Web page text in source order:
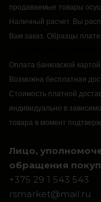
продаваемые товары
Наличный расчет. Вы
Вам заказ. Образцы
Оплата банковской картой.
Возможна бесплатная
Стоимость платной
индивидуально в
товара в момент
Лицо,
обращения
+375 29 1 543 543
rsmarket@mail.ru